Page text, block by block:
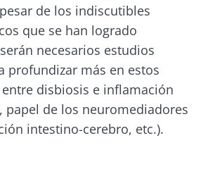
de los indiscutibles
que se han logrado
necesarios estudios
profundizar más en estos
disbiosis e inflamación
papel de los neuromediadores
intestino-cerebro, etc.).
el sitio web del Biocodex Microbiota
registrarme para recibir más
lascondiciones generales
política de protección de datosdel
Institute
Los yogures, los
grandes aliados de